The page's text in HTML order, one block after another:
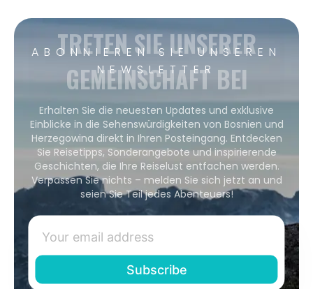
ABONNIEREN SIE UNSEREN
NEWSLETTER
TRETEN SIE UNSERER
GEMEINSCHAFT BEI
Erhalten Sie die neuesten Updates und exklusive
Einblicke in die Sehenswürdigkeiten von Bosnien und
Herzegowina direkt in Ihren Posteingang. Entdecken
Sie Reisetipps, Sonderangebote und inspirierende
Geschichten, die Ihre Reiselust entfachen werden.
Verpassen Sie nichts – melden Sie sich jetzt an und
seien Sie Teil jedes Abenteuers!